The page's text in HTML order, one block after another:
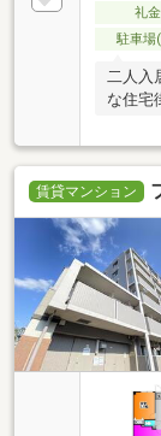
礼
駐車場
二人入
な住宅
賃貸マンション